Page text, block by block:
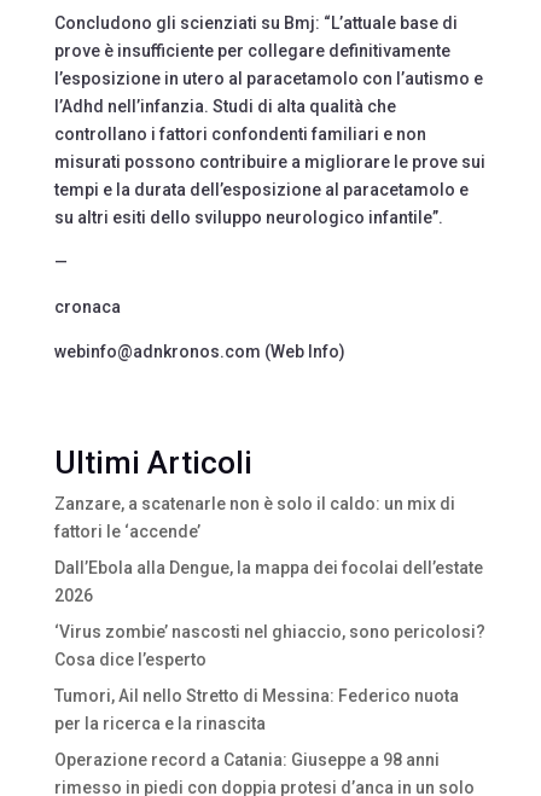
Concludono gli scienziati su Bmj: “L’attuale base di
prove è insufficiente per collegare definitivamente
l’esposizione in utero al paracetamolo con l’autismo e
l’Adhd nell’infanzia. Studi di alta qualità che
controllano i fattori confondenti familiari e non
misurati possono contribuire a migliorare le prove sui
tempi e la durata dell’esposizione al paracetamolo e
su altri esiti dello sviluppo neurologico infantile”.
—
cronaca
webinfo@adnkronos.com (Web Info)
Ultimi Articoli
Zanzare, a scatenarle non è solo il caldo: un mix di
fattori le ‘accende’
Dall’Ebola alla Dengue, la mappa dei focolai dell’estate
2026
‘Virus zombie’ nascosti nel ghiaccio, sono pericolosi?
Cosa dice l’esperto
Tumori, Ail nello Stretto di Messina: Federico nuota
per la ricerca e la rinascita
Operazione record a Catania: Giuseppe a 98 anni
rimesso in piedi con doppia protesi d’anca in un solo